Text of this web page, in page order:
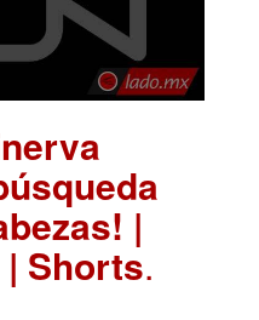
|
Shorts.